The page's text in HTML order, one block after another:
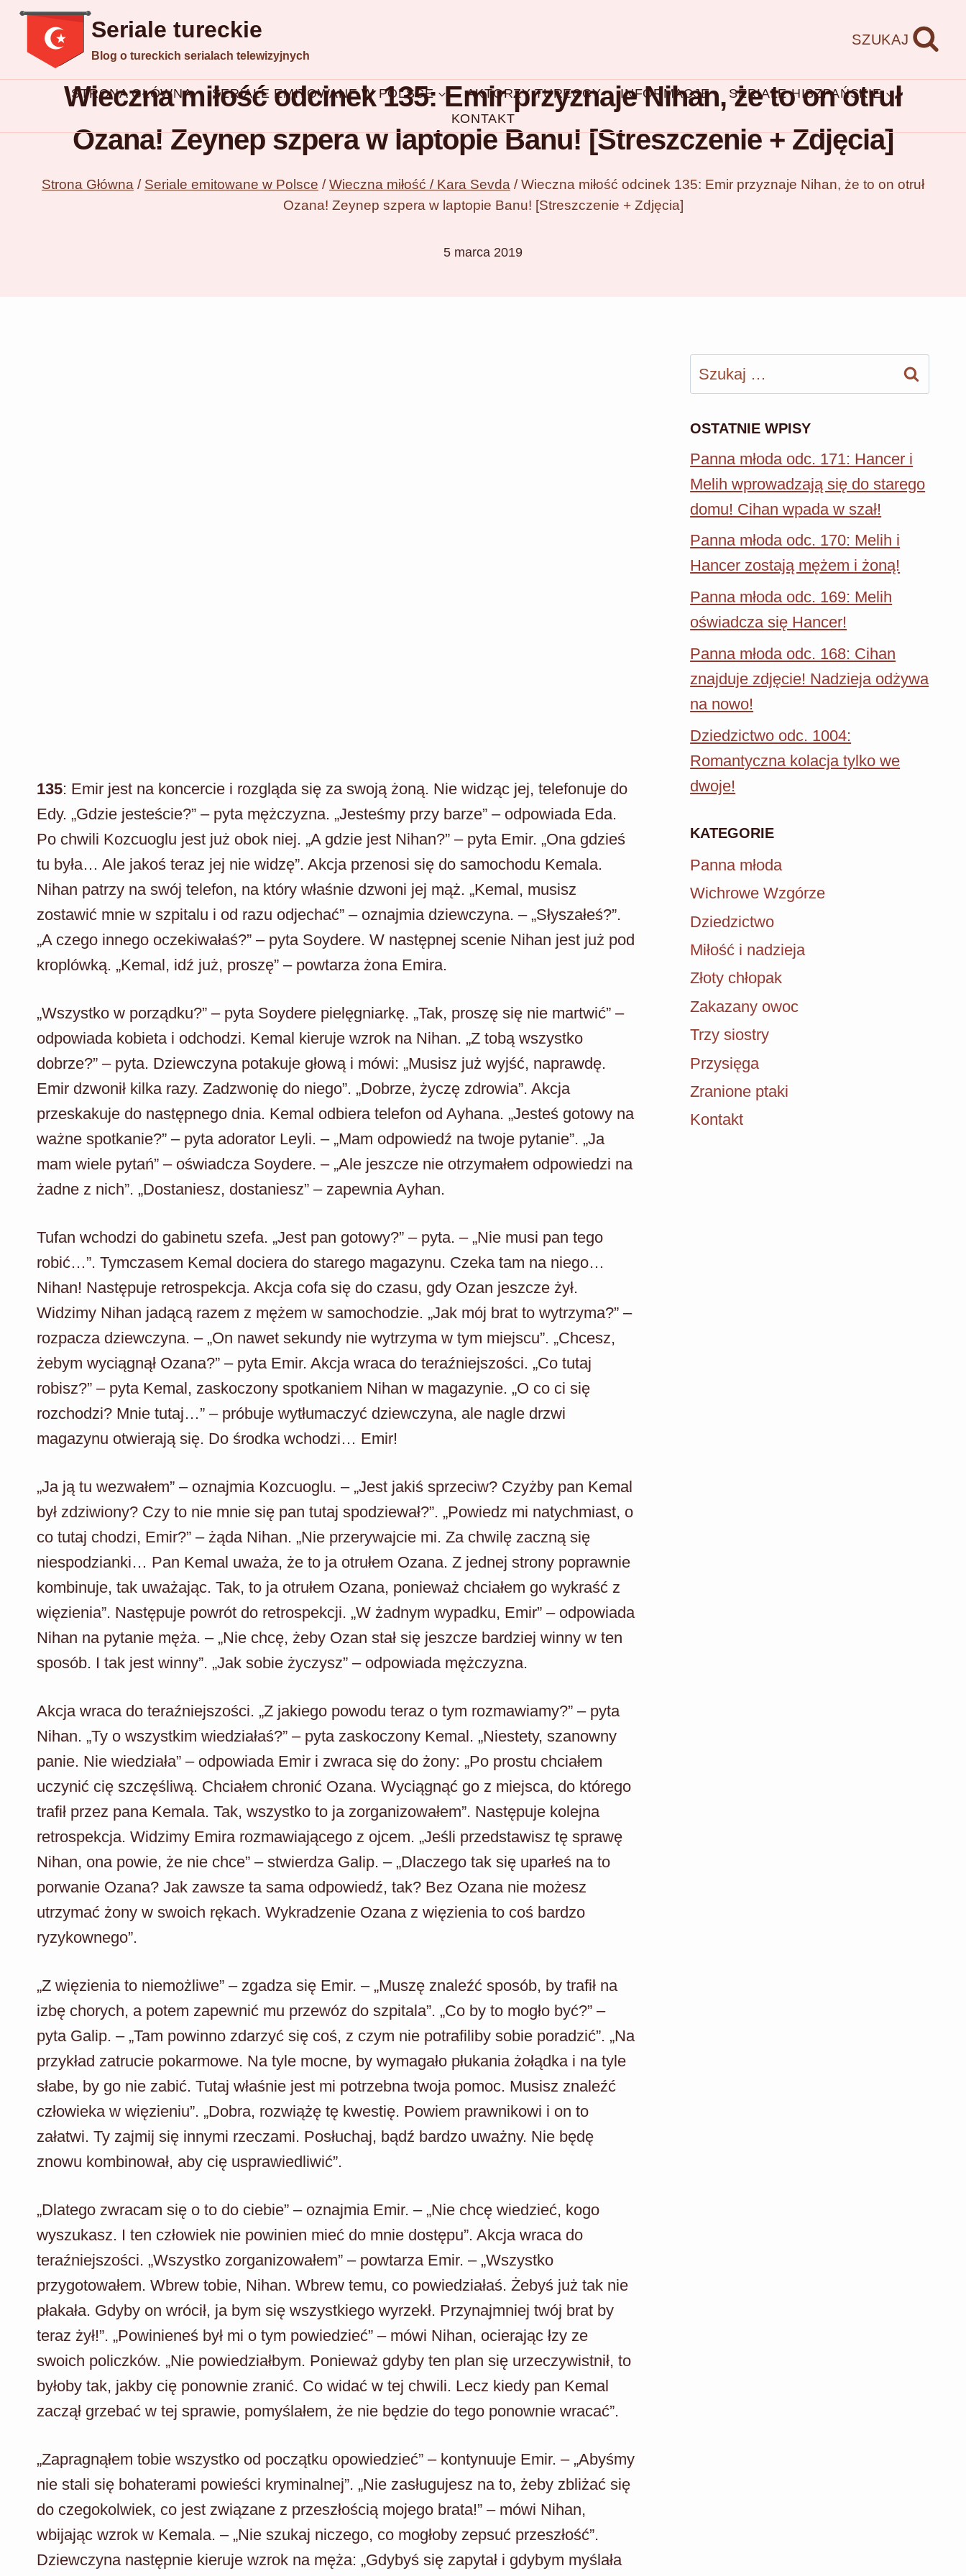
Przejdź
treści
Seriale tureckie
Blog o tureckich serialach telewizyjnych
SZUKAJ
STRONA GŁÓWNA SERIALE EMITOWANE W POLSCE AKTORZY TURECCY INFORMACJE
SERIALE HISZPAŃSKIE
KONTAKT
Wieczna miłość odcinek 135: Emir przyznaje Nihan, że to on otruł
Ozana! Zeynep szpera w laptopie Banu! [Streszczenie + Zdjęcia]
Strona Główna / Seriale emitowane w Polsce / Wieczna miłość / Kara Sevda / Wieczna miłość odcinek 135: Emir przyznaje Nihan, że to on otruł
Ozana! Zeynep szpera w laptopie Banu! [Streszczenie + Zdjęcia]
5 marca 2019
135: Emir jest na koncercie i rozgląda się za swoją żoną. Nie widząc jej, telefonuje do
Edy. „Gdzie jesteście?” – pyta mężczyzna. „Jesteśmy przy barze” – odpowiada Eda.
Po chwili Kozcuoglu jest już obok niej. „A gdzie jest Nihan?” – pyta Emir. „Ona gdzieś
tu była… Ale jakoś teraz jej nie widzę”. Akcja przenosi się do samochodu Kemala.
Nihan patrzy na swój telefon, na który właśnie dzwoni jej mąż. „Kemal, musisz
zostawić mnie w szpitalu i od razu odjechać” – oznajmia dziewczyna. – „Słyszałeś?”.
„A czego innego oczekiwałaś?” – pyta Soydere. W następnej scenie Nihan jest już pod
kroplówką. „Kemal, idź już, proszę” – powtarza żona Emira.
„Wszystko w porządku?” – pyta Soydere pielęgniarkę. „Tak, proszę się nie martwić” –
odpowiada kobieta i odchodzi. Kemal kieruje wzrok na Nihan. „Z tobą wszystko
dobrze?” – pyta. Dziewczyna potakuje głową i mówi: „Musisz już wyjść, naprawdę.
Emir dzwonił kilka razy. Zadzwonię do niego”. „Dobrze, życzę zdrowia”. Akcja
przeskakuje do następnego dnia. Kemal odbiera telefon od Ayhana. „Jesteś gotowy na
ważne spotkanie?” – pyta adorator Leyli. – „Mam odpowiedź na twoje pytanie”. „Ja
mam wiele pytań” – oświadcza Soydere. – „Ale jeszcze nie otrzymałem odpowiedzi na
żadne z nich”. „Dostaniesz, dostaniesz” – zapewnia Ayhan.
Tufan wchodzi do gabinetu szefa. „Jest pan gotowy?” – pyta. – „Nie musi pan tego
robić…”. Tymczasem Kemal dociera do starego magazynu. Czeka tam na niego…
Nihan! Następuje retrospekcja. Akcja cofa się do czasu, gdy Ozan jeszcze żył.
Widzimy Nihan jadącą razem z mężem w samochodzie. „Jak mój brat to wytrzyma?” –
rozpacza dziewczyna. – „On nawet sekundy nie wytrzyma w tym miejscu”. „Chcesz,
żebym wyciągnął Ozana?” – pyta Emir. Akcja wraca do teraźniejszości. „Co tutaj
robisz?” – pyta Kemal, zaskoczony spotkaniem Nihan w magazynie. „O co ci się
rozchodzi? Mnie tutaj…” – próbuje wytłumaczyć dziewczyna, ale nagle drzwi
magazynu otwierają się. Do środka wchodzi… Emir!
„Ja ją tu wezwałem” – oznajmia Kozcuoglu. – „Jest jakiś sprzeciw? Czyżby pan Kemal
był zdziwiony? Czy to nie mnie się pan tutaj spodziewał?”. „Powiedz mi natychmiast, o
co tutaj chodzi, Emir?” – żąda Nihan. „Nie przerywajcie mi. Za chwilę zaczną się
niespodzianki… Pan Kemal uważa, że to ja otrułem Ozana. Z jednej strony poprawnie
kombinuje, tak uważając. Tak, to ja otrułem Ozana, ponieważ chciałem go wykraść z
więzienia”. Następuje powrót do retrospekcji. „W żadnym wypadku, Emir” – odpowiada
Nihan na pytanie męża. – „Nie chcę, żeby Ozan stał się jeszcze bardziej winny w ten
sposób. I tak jest winny”. „Jak sobie życzysz” – odpowiada mężczyzna.
Akcja wraca do teraźniejszości. „Z jakiego powodu teraz o tym rozmawiamy?” – pyta
Nihan. „Ty o wszystkim wiedziałaś?” – pyta zaskoczony Kemal. „Niestety, szanowny
panie. Nie wiedziała” – odpowiada Emir i zwraca się do żony: „Po prostu chciałem
uczynić cię szczęśliwą. Chciałem chronić Ozana. Wyciągnąć go z miejsca, do którego
trafił przez pana Kemala. Tak, wszystko to ja zorganizowałem”. Następuje kolejna
retrospekcja. Widzimy Emira rozmawiającego z ojcem. „Jeśli przedstawisz tę sprawę
Nihan, ona powie, że nie chce” – stwierdza Galip. – „Dlaczego tak się uparłeś na to
porwanie Ozana? Jak zawsze ta sama odpowiedź, tak? Bez Ozana nie możesz
utrzymać żony w swoich rękach. Wykradzenie Ozana z więzienia to coś bardzo
ryzykownego”.
„Z więzienia to niemożliwe” – zgadza się Emir. – „Muszę znaleźć sposób, by trafił na
izbę chorych, a potem zapewnić mu przewóz do szpitala”. „Co by to mogło być?” –
pyta Galip. – „Tam powinno zdarzyć się coś, z czym nie potrafiliby sobie poradzić”. „Na
przykład zatrucie pokarmowe. Na tyle mocne, by wymagało płukania żołądka i na tyle
słabe, by go nie zabić. Tutaj właśnie jest mi potrzebna twoja pomoc. Musisz znaleźć
człowieka w więzieniu”. „Dobra, rozwiążę tę kwestię. Powiem prawnikowi i on to
załatwi. Ty zajmij się innymi rzeczami. Posłuchaj, bądź bardzo uważny. Nie będę
znowu kombinował, aby cię usprawiedliwić”.
„Dlatego zwracam się o to do ciebie” – oznajmia Emir. – „Nie chcę wiedzieć, kogo
wyszukasz. I ten człowiek nie powinien mieć do mnie dostępu”. Akcja wraca do
teraźniejszości. „Wszystko zorganizowałem” – powtarza Emir. – „Wszystko
przygotowałem. Wbrew tobie, Nihan. Wbrew temu, co powiedziałaś. Żebyś już tak nie
płakała. Gdyby on wrócił, ja bym się wszystkiego wyrzekł. Przynajmniej twój brat by
teraz żył!”. „Powinieneś był mi o tym powiedzieć” – mówi Nihan, ocierając łzy ze
swoich policzków. „Nie powiedziałbym. Ponieważ gdyby ten plan się urzeczywistnił, to
byłoby tak, jakby cię ponownie zranić. Co widać w tej chwili. Lecz kiedy pan Kemal
zaczął grzebać w tej sprawie, pomyślałem, że nie będzie do tego ponownie wracać”.
„Zapragnąłem tobie wszystko od początku opowiedzieć” – kontynuuje Emir. – „Abyśmy
nie stali się bohaterami powieści kryminalnej”. „Nie zasługujesz na to, żeby zbliżać się
do czegokolwiek, co jest związane z przeszłością mojego brata!” – mówi Nihan,
wbijając wzrok w Kemala. – „Nie szukaj niczego, co mogłoby zepsuć przeszłość”.
Dziewczyna następnie kieruje wzrok na męża: „Gdybyś się zapytał i gdybym myślała
Szukaj:
OSTATNIE WPISY
Panna młoda odc. 171: Hancer i
Melih wprowadzają się do starego
domu! Cihan wpada w szał!
Panna młoda odc. 170: Melih i
Hancer zostają mężem i żoną!
Panna młoda odc. 169: Melih
oświadcza się Hancer!
Panna młoda odc. 168: Cihan
znajduje zdjęcie! Nadzieja odżywa
na nowo!
Dziedzictwo odc. 1004:
Romantyczna kolacja tylko we
dwoje!
KATEGORIE
Panna młoda
Wichrowe Wzgórze
Dziedzictwo
Miłość i nadzieja
Złoty chłopak
Zakazany owoc
Trzy siostry
Przysięga
Zranione ptaki
Kontakt